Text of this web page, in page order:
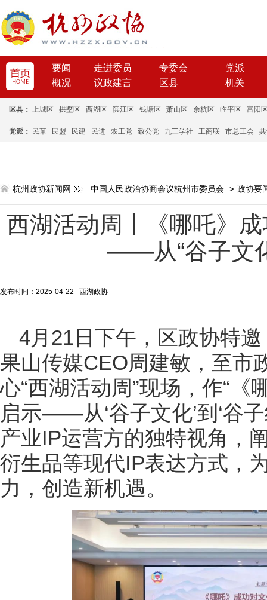
要闻 走进委员
专委会
概况
议政建言 区县
党派
机关
区县： 上城区 拱墅区 西湖区 滨江区 钱塘区 萧山区 余杭区 临平区 富阳
党派： 民革 民盟 民建 民进 农工党 致公党 九三学社 工商联 市总工会
杭州政协新闻网 中国人民政治协商会议杭州市委员会 > 政协要
西湖活动周丨《哪吒》
——从“谷子文
发布时间：2025-04-22 西湖政协
4月21日下午，区政协特
果山传媒CEO周建敏，至市
心“西湖活动周”现场，作“
启示——从‘谷子文化’到‘谷
产业IP运营方的独特视角，
衍生品等现代IP表达方式，
力，创造新机遇。